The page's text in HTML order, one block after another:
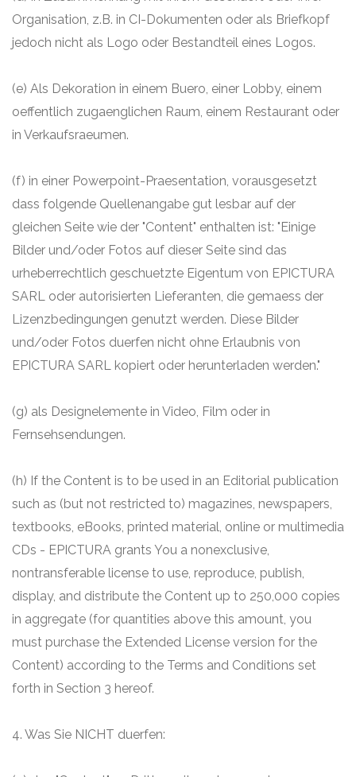
Organisation, z.B. in CI-Dokumenten oder als Briefkopf
jedoch nicht als Logo oder Bestandteil eines Logos.
(e) Als Dekoration in einem Buero, einer Lobby, einem
oeffentlich zugaenglichen Raum, einem Restaurant oder
in Verkaufsraeumen.
(f) in einer Powerpoint-Praesentation, vorausgesetzt
dass folgende Quellenangabe gut lesbar auf der
gleichen Seite wie der "Content" enthalten ist: "Einige
Bilder und/oder Fotos auf dieser Seite sind das
urheberrechtlich geschuetzte Eigentum von EPICTURA
SARL oder autorisierten Lieferanten, die gemaess der
Lizenzbedingungen genutzt werden. Diese Bilder
und/oder Fotos duerfen nicht ohne Erlaubnis von
EPICTURA SARL kopiert oder herunterladen werden."
(g) als Designelemente in Video, Film oder in
Fernsehsendungen.
(h) If the Content is to be used in an Editorial publication
such as (but not restricted to) magazines, newspapers,
textbooks, eBooks, printed material, online or multimedia
CDs - EPICTURA grants You a nonexclusive,
nontransferable license to use, reproduce, publish,
display, and distribute the Content up to 250,000 copies
in aggregate (for quantities above this amount, you
must purchase the Extended License version for the
Content) according to the Terms and Conditions set
forth in Section 3 hereof.
4. Was Sie NICHT duerfen: